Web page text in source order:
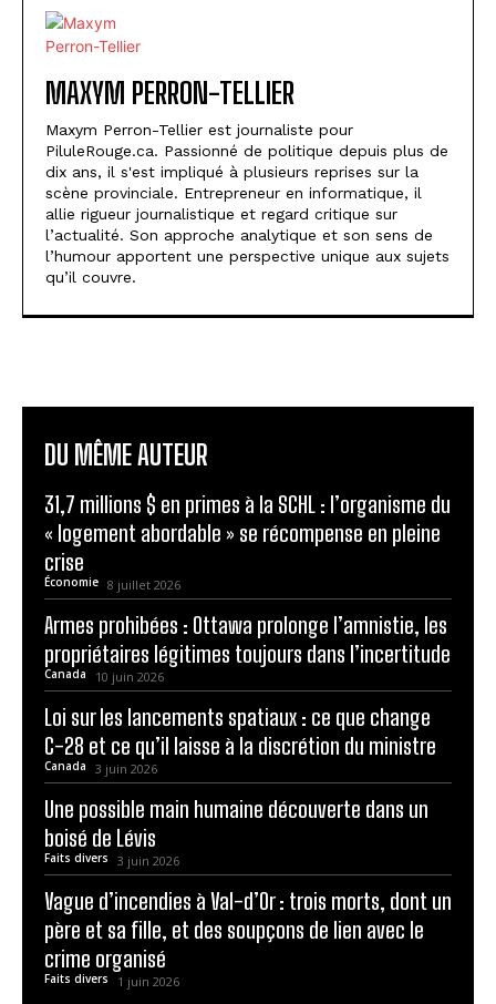
MAXYM PERRON-TELLIER
Maxym Perron-Tellier est journaliste pour
PiluleRouge.ca. Passionné de politique depuis plus de
dix ans, il s'est impliqué à plusieurs reprises sur la
scène provinciale. Entrepreneur en informatique, il
allie rigueur journalistique et regard critique sur
l’actualité. Son approche analytique et son sens de
l’humour apportent une perspective unique aux sujets
qu’il couvre.
DU MÊME AUTEUR
31,7 millions $ en primes à la SCHL : l’organisme du
« logement abordable » se récompense en pleine
crise
Économie 8 juillet 2026
Armes prohibées : Ottawa prolonge l’amnistie, les
propriétaires légitimes toujours dans l’incertitude
Canada 10 juin 2026
Loi sur les lancements spatiaux : ce que change
C-28 et ce qu’il laisse à la discrétion du ministre
Canada 3 juin 2026
Une possible main humaine découverte dans un
boisé de Lévis
Faits divers 3 juin 2026
Vague d’incendies à Val-d’Or : trois morts, dont un
père et sa fille, et des soupçons de lien avec le
crime organisé
Faits divers 1 juin 2026